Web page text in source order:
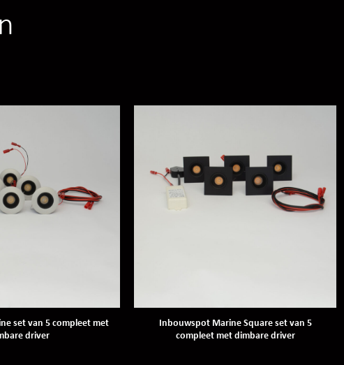
set van 5 compleet met
driver
Inbouwspot Marine Square set van 5
compleet met dimbare driver